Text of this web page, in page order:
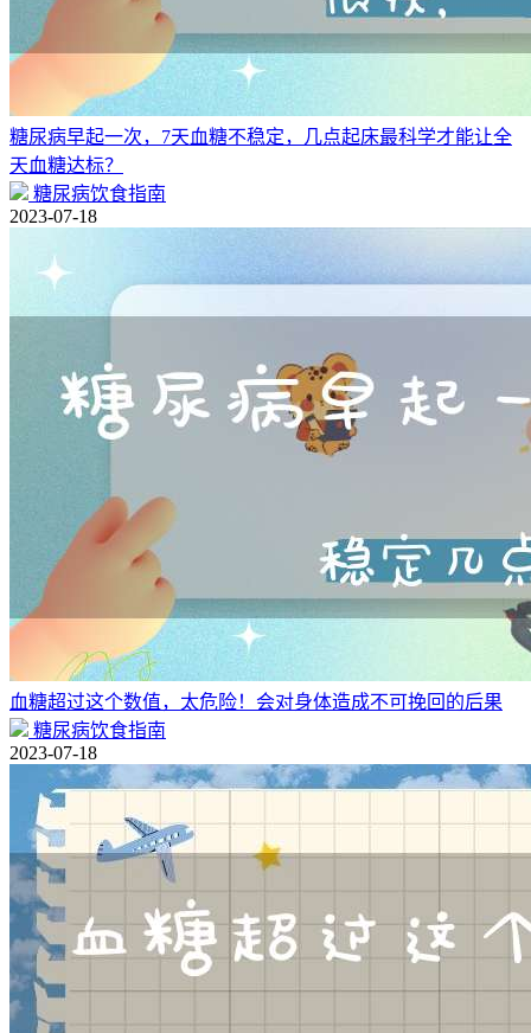
糖尿病早起一次，7天血糖不稳定，几点起床最科学才能让全
天血糖达标？
糖尿病饮食指南
2023-07-18
血糖超过这个数值，太危险！会对身体造成不可挽回的后果
糖尿病饮食指南
2023-07-18